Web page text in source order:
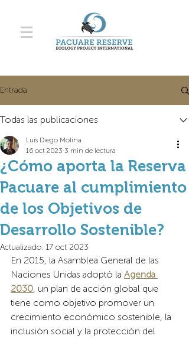
Entrada
Todas las publicaciones
¿Cómo aporta la Reserva
Pacuare al cumplimiento
de los Objetivos de
Desarrollo Sostenible?
Luis Diego Molina
16 oct 2023 3 min de lectura
Actualizado: 17 oct 2023
En 2015, la Asamblea General de las
Naciones Unidas adoptó la Agenda
2030, un plan de acción global que
tiene como objetivo promover un
crecimiento económico sostenible, la
inclusión social y la protección del